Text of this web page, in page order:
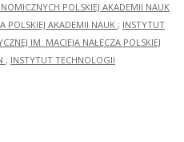
POLSKIEJ AKADEMII NAUK
POLSKIEJ AKADEMII NAUK ; INSTYTUT
IM. MACIEJA NAŁĘCZA POLSKIEJ
; INSTYTUT TECHNOLOGII